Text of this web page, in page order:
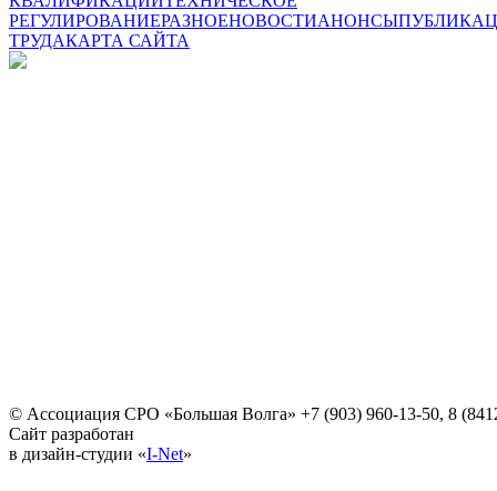
РЕГУЛИРОВАНИЕРАЗНОЕНОВОСТИАНОНСЫ
ТРУДАКАРТА САЙТА
© Ассоциация СРО «Большая Волга» +7 (903) 960-13-50, 8
Сайт разработан
в дизайн-студии «I-Net»